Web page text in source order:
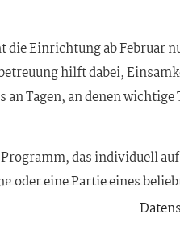
Einrichtung ab Februar
hilft dabei,
Tagen, an denen
das individuell
oder eine Partie eines
körperliche und geistige